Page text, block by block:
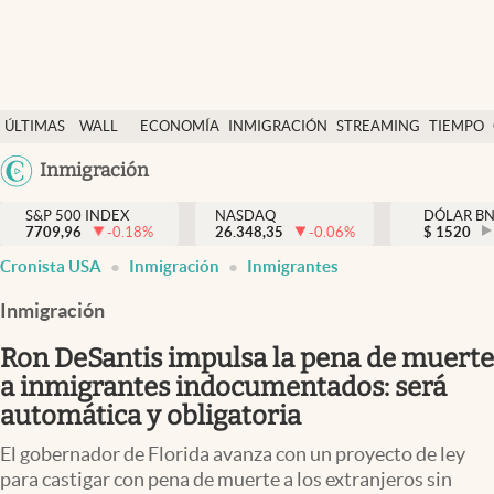
ÚLTIMAS
NOTICIAS
WALL
Y
DÓLAR
ECONOMÍA INMIGRACIÓN STREAMING TIEMPO
México
Inmigración
Finanzas y economía
Wall Street y dólar
Inmigración
Espiritual
Streaming
PC y mobile
S&P 500 INDEX
7709,96
-0.18%
NASDAQ
26.348,35
-0.06%
DÓLAR
$ 1520
Cronista USA Inmigración Inmigrantes
Inmigración
Ron DeSantis impulsa la pena de muerte
a inmigrantes indocumentados: será
automática y obligatoria
El gobernador de Florida avanza con un proyecto de ley
para castigar con pena de muerte a los extranjeros sin